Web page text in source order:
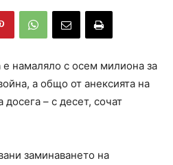
намаляло с осем милиона за
а общо от анексията на
– с десет, сочат
заминаването на